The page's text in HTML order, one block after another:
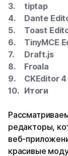
tiptap
Dante
Toast
TinyMCE
Draft.js
Froala
CKEditor 4
Итоги
редакторы,
веб-
красивые